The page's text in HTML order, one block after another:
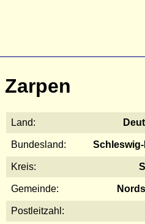
Zarpen
Land:
Bundesland:
Kreis:
Gemeinde:
Postleitzahl: